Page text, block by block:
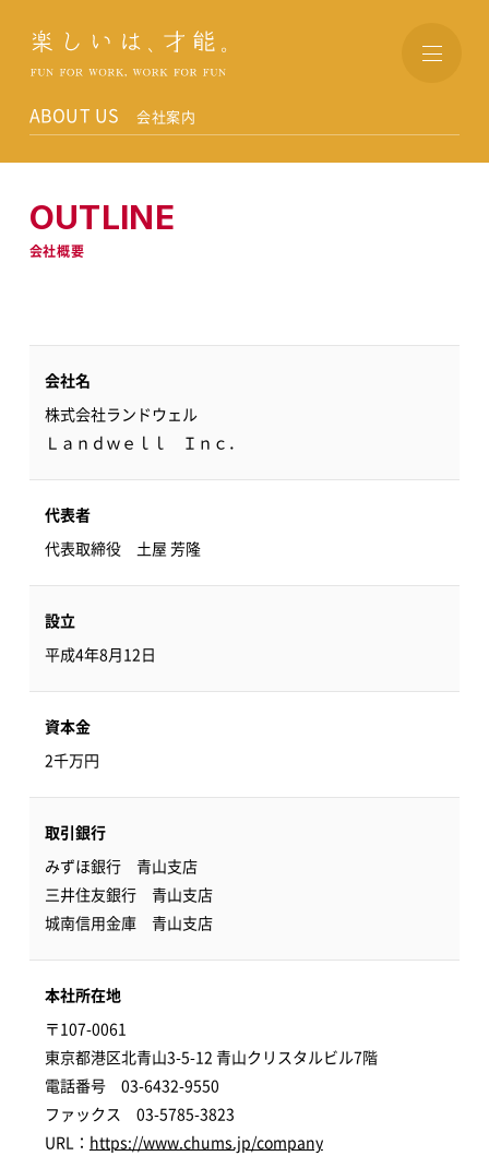
ABOUT US 会社案内
OUTLINE
会社概要
会社名
株式会社ランドウェル
Ｌａｎｄｗｅｌｌ Ｉｎｃ．
代表者
代表取締役 土屋 芳隆
設立
平成4年8月12日
資本金
2千万円
取引銀行
みずほ銀行 青山支店
三井住友銀行 青山支店
城南信用金庫 青山支店
本社所在地
〒107-0061
東京都港区北青山3-5-12 青山クリスタルビル7階
電話番号 03-6432-9550
ファックス 03-5785-3823
URL： https://www.chums.jp/company